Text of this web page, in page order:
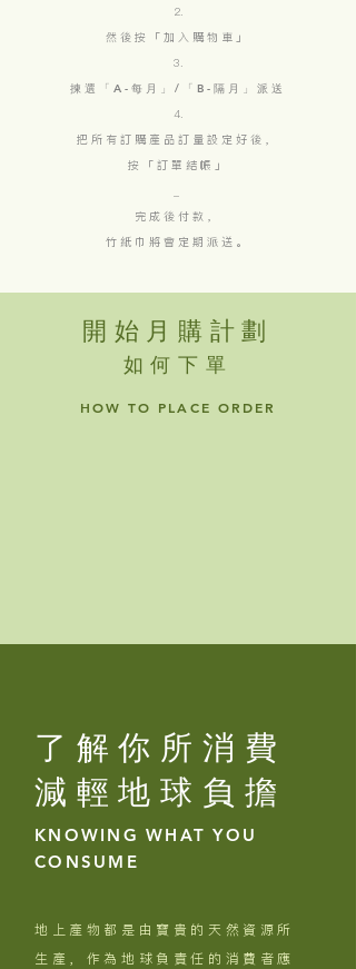
然後按「加入購物車」
揀選「A-每月」/「B-隔月」派送
把所有訂購產品訂量設定好後，
按「訂單結帳」
完成後付款，
竹紙巾將會定期派送。
開始月購計劃
如何下單
HOW TO PLACE ORDER
了解你所消費
​減輕地球負擔
KNOWING WHAT YOU
CONSUME
地上產物都是由寶貴的天然資源所
生產，作為地球負責任的消費者應